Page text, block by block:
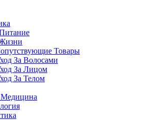
Товары
За Волосами
За Лицом
За Телом